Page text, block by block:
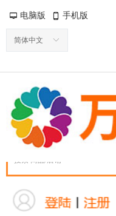
ꀅ
简体中文
넡 电脑版 넓 手机版